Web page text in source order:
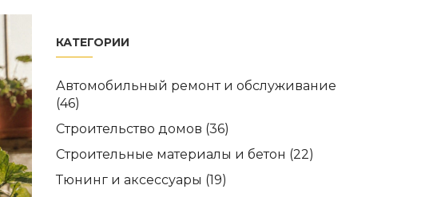
КАТЕГОРИИ
Автомобильный ремонт и обслуживание
(46)
Строительство домов (36)
Строительные материалы и бетон (22)
Тюнинг и аксессуары (19)